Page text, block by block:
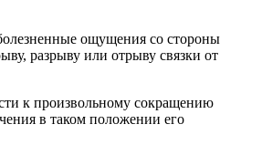
ощущения со стороны
разрыву или отрыву связки от
к произвольному сокращению
в таком положении его